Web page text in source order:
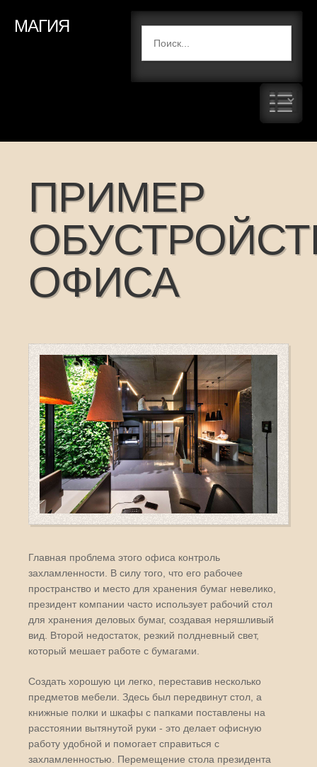
МАГИЯ
ПРИМЕР
ОФИСА
Главная проблема этого офиса контроль
захламленности. В силу того, что его рабочее
пространство и место для хранения бумаг невелико,
президент компании часто использует рабочий стол
для хранения деловых бумаг, создавая неряшливый
вид. Второй недостаток, резкий полдневный свет,
который мешает работе с бумагами.
Создать хорошую ци легко, переставив несколько
предметов мебели. Здесь был передвинут стол, а
книжные полки и шкафы с папками поставлены на
расстоянии вытянутой руки - это делает офисную
работу удобной и помогает справиться с
захламленностью. Перемещение стола президента